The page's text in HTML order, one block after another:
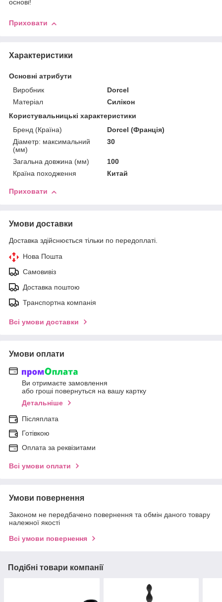
основі!
Приховати
Характеристики
Основні атрибути
Виробник
Dorcel
Матеріал
Силікон
Користувальницькі характеристики
Бренд (Країна)
Dorcel (Франція)
Діаметр: максимальний
(мм)
30
Загальна довжина (мм)
100
Країна походження
Китай
Приховати
Умови доставки
Доставка здійснюється тільки по передоплаті.
Нова Пошта
Самовивіз
Доставка поштою
Транспортна компанія
Всі умови доставки
Умови оплати
Ви отримаєте замовлення
або гроші повернуться на вашу картку
Детальніше
Післяплата
Готівкою
Оплата за реквізитами
Всі умови оплати
Умови повернення
Законом не передбачено повернення та обмін даного товару
належної якості
Всі умови повернення
Подібні товари компанії